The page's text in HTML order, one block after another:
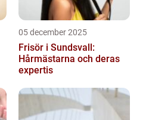
05 december 2025
Frisör i Sundsvall:
Hårmästarna och deras
expertis